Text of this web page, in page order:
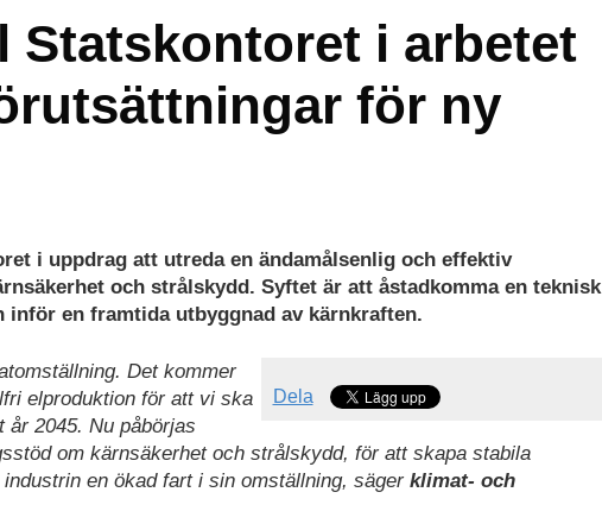
Statskontoret i arbetet
för ny
i uppdrag att utreda en ändamålsenlig och effektiv
och strålskydd. Syftet är att åstadkomma en teknisk
en framtida utbyggnad av kärnkraften.
Dela
Det kommer
elproduktion för att vi ska
år 2045. Nu påbörjas
om kärnsäkerhet och strålskydd, för att skapa stabila
en ökad fart i sin omställning, sägerklimat- och